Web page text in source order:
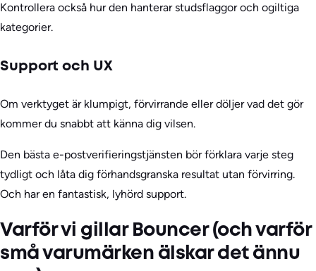
Kontrollera också hur den hanterar studsflaggor och ogiltiga
kategorier.
Support och UX
Om verktyget är klumpigt, förvirrande eller döljer vad det gör
kommer du snabbt att känna dig vilsen.
Den bästa e-postverifieringstjänsten bör förklara varje steg
tydligt och låta dig förhandsgranska resultat utan förvirring.
Och har en fantastisk, lyhörd support.
Varför vi gillar Bouncer (och varför
små varumärken älskar det ännu